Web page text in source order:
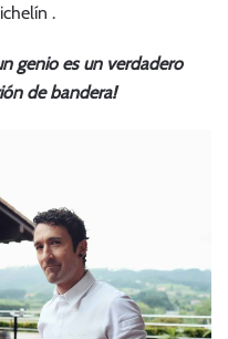
.
genio es un verdadero
de bandera!